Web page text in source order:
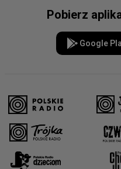
Pobierz
Google